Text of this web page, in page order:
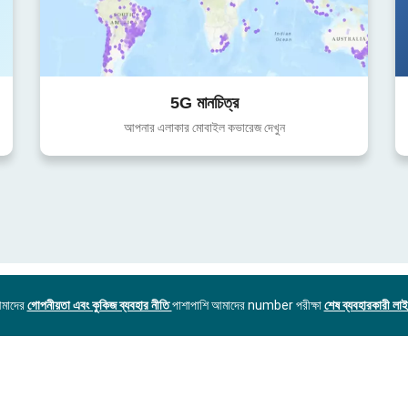
5G মানচিত্র
আপনার এলাকার মোবাইল কভারেজ দেখুন
গোপনীয়তা এবং কুকিজ ব্যবহার নীতিপাশাপাশি আমাদের number পরীক্ষাশেষ ব্যবহারকারী